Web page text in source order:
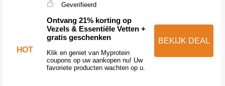
HOT
Geverifieerd
Ontvang 21% korting op
Vezels & Essentiële Vetten +
gratis geschenken
Klik en geniet van Myprotein
coupons op uw aankopen nu! Uw
favoriete producten wachten op u.
BEKIJK DEAL